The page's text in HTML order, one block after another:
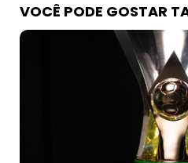
VOCÊ PODE GOSTAR